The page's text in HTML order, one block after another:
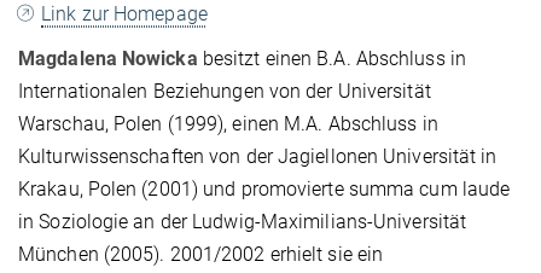
Link zur Homepage
Magdalena Nowicka besitzt einen B.A. Abschluss in
Internationalen Beziehungen von der Universität
Warschau, Polen (1999), einen M.A. Abschluss in
Kulturwissenschaften von der Jagiellonen Universität in
Krakau, Polen (2001) und promovierte summa cum laude
in Soziologie an der Ludwig-Maximilians-Universität
München (2005). 2001/2002 erhielt sie ein